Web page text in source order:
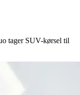
tager SUV-kørsel til